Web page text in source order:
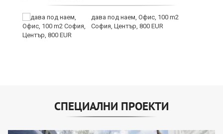
дава под наем, Офис, 100 m2
София, Център, 800 EUR
СПЕЦИАЛНИ ПРОЕКТИ